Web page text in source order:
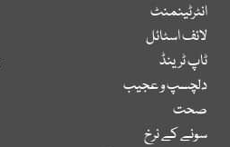
انٹرٹینمنٹ
لائف اسٹائل
ٹاپ ٹرینڈ
دلچسپ و عجیب
صحت
سونے کے نرخ